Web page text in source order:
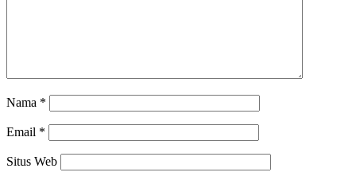
Nama *
Email *
Situs Web